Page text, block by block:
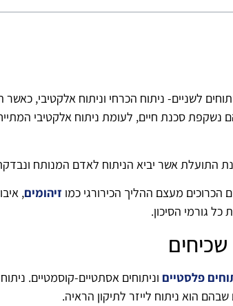
לשניים- ניתוח הכרחי וניתוח אלקטיבי,
נשקפת סכנת חיים, לעומת ניתוח אלקטיבי
התועלת אשר יביא הניתוח לאדם המנותח
הכרוכים מעצם ההליך הכירורגי כמו זיהומים,
גורמי הסיכון.
שכיחים
פלסטיים וניתוחים אסתטיים-קוסמטיים.
הוא ניתוח לייזר לתיקון הראיה.